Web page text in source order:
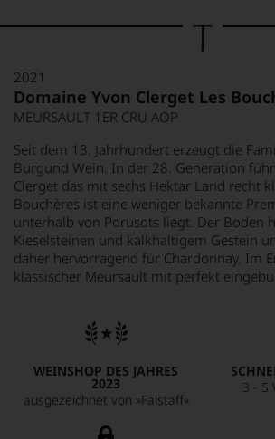
2021
Domaine Yvon Clerget Les
MEURSAULT 1ER CRU AOP
Seit dem 13. Jahrhundert erzeugt die
Burgund Wein. In der 28. Generation
Clerget das mit sechs Hektar Land recht
Bouchères ist eine weniger bekannte
unterhalb von Porusots liegt. Der Boden
Kieselsteinen und kalkhaltigem Gestein
daher hervorragend für Chardonnay. Im
klassischer Meursault mit perfekt
WEINSHOP DES JAHRES
2023
ausgezeichnet von »Falstaff«
3 - 5